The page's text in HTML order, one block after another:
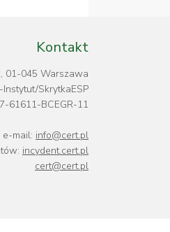
Kontakt
01-045 Warszawa
Instytut/SkrytkaESP
61611-BCEGR-11
e-mail: info@cert.pl
incydent.cert.pl
cert@cert.pl